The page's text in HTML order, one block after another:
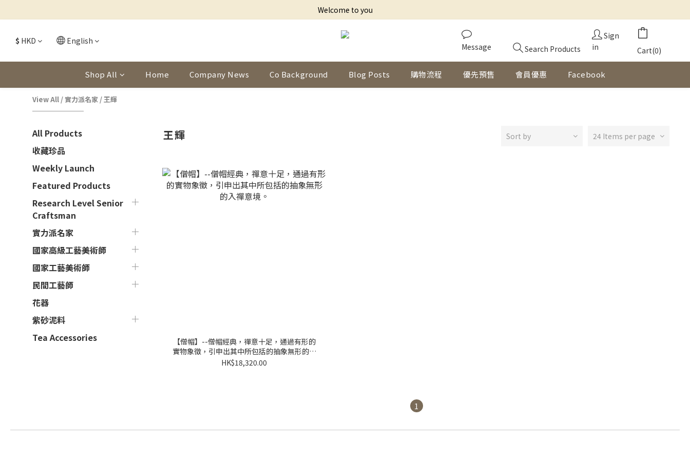
Welcome to you
$ HKD English
Message Search Products
Sign
in
Cart(0)
Shop All Home Company News Co Background Blog Posts 購物流程 優先預售 會員優惠 Facebook
View All /實力派名家 /王輝
All Products
收藏珍品
Weekly Launch
Featured Products
Research Level Senior
Craftsman
實力派名家
國家高級工藝美術師
國家工藝美術師
民間工藝師
花器
紫砂泥料
Tea Accessories
王輝 Sort by 24 Items per page
【僧帽】--僧帽經典，禪意十足，通過有形的
實物象徵，引申出其中所包括的抽象無形的入
禪意境。
HK$18,320.00
1